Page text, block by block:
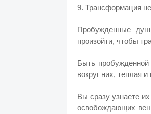
9. Трансформация
Пробужденные
произойти, чтобы
Быть
вокруг них, теплая и
Вы сразу узнаете
освобождающих